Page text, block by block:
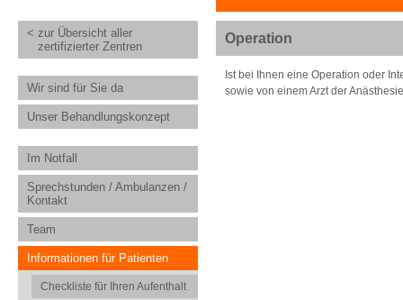
< zur Übersicht aller
zertifizierter Zentren
Wir sind für Sie da
Unser Behandlungskonzept
Im Notfall
Sprechstunden / Ambulanzen /
Kontakt
Team
Informationen für Patienten
Checkliste für Ihren Aufenthalt
Operation
Ist bei Ihnen eine Operation oder
sowie von einem Arzt der